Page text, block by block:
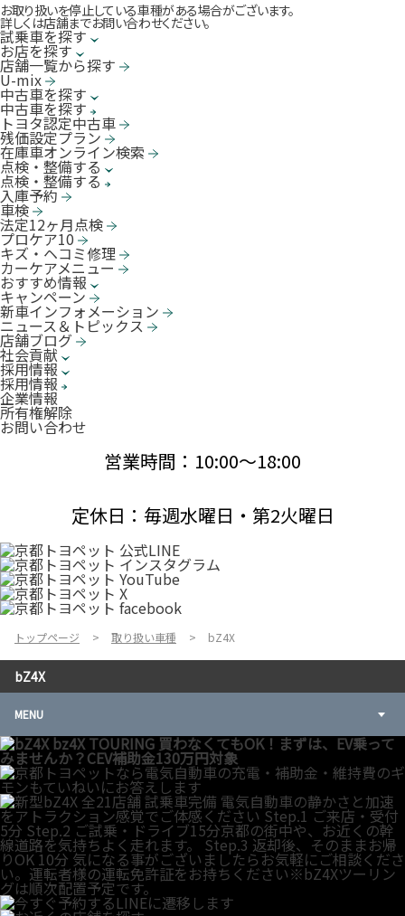
お取り扱いを停止している車種がある場合がございます。
詳しくは店舗までお問い合わせください。
試乗車を探す
お店を探す
店舗一覧から探す
U-mix
中古車を探す
中古車を探す
トヨタ認定中古車
残価設定プラン
在庫車オンライン検索
点検・整備する
点検・整備する
入庫予約
車検
法定12ヶ月点検
プロケア10
キズ・ヘコミ修理
カーケアメニュー
おすすめ情報
キャンペーン
新車インフォメーション
ニュース＆トピックス
店舗ブログ
社会貢献
採用情報
採用情報
企業情報
所有権解除
お問い合わせ
営業時間：10:00〜18:00
定休日：毎週水曜日・第2火曜日
トップページ 取り扱い車種 bZ4X
bZ4X
MENU